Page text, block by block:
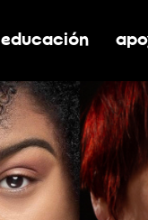
submenú de
alternar submenú
educación